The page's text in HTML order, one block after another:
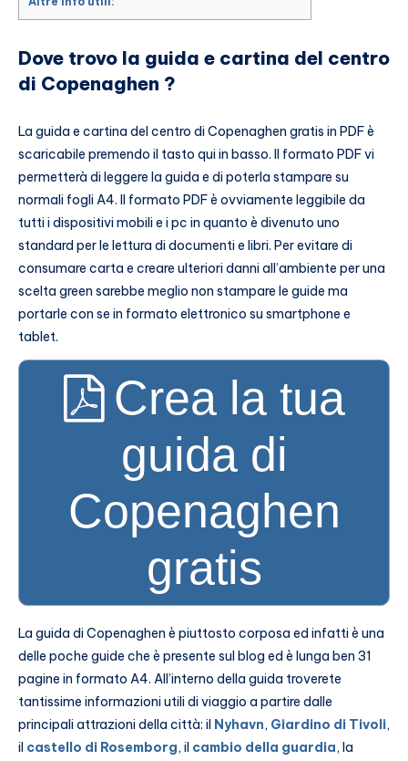
Dove trovo la guida e cartina del centro
di Copenaghen ?
La guida e cartina del centro di Copenaghen gratis in PDF è
scaricabile premendo il tasto qui in basso. Il formato PDF vi
permetterà di leggere la guida e di poterla stampare su
normali fogli A4. Il formato PDF è ovviamente leggibile da
tutti i dispositivi mobili e i pc in quanto è divenuto uno
standard per le lettura di documenti e libri. Per evitare di
consumare carta e creare ulteriori danni all’ambiente per una
scelta green sarebbe meglio non stampare le guide ma
portarle con se in formato elettronico su smartphone e
tablet.
Crea la tua
guida di
Copenaghen
gratis
La guida di Copenaghen è piuttosto corposa ed infatti è una
delle poche guide che è presente sul blog ed è lunga ben 31
pagine in formato A4. All’interno della guida troverete
tantissime informazioni utili di viaggio a partire dalle
principali attrazioni della città: il Nyhavn, Giardino di Tivoli,
il castello di Rosemborg, il cambio della guardia, la